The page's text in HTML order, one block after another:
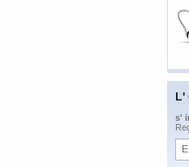
L'
​s'